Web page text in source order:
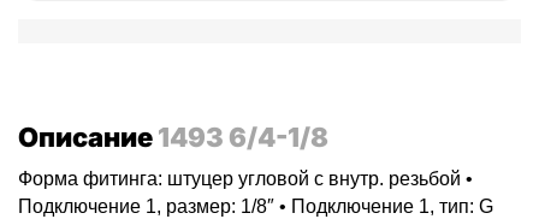
Описание1493 6/4-1/8
Форма фитинга: штуцер угловой с внутр. резьбой •
Подключение 1, размер: 1/8″ • Подключение 1, тип: G